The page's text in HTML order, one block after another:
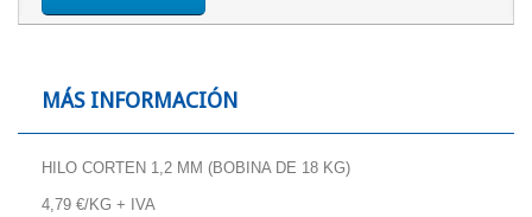
MÁS INFORMACIÓN
HILO CORTEN 1,2 MM (BOBINA DE 18 KG)
4,79 €/KG + IVA